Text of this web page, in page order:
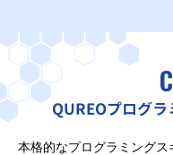
QUREOプログ
本格的なプログラミングス